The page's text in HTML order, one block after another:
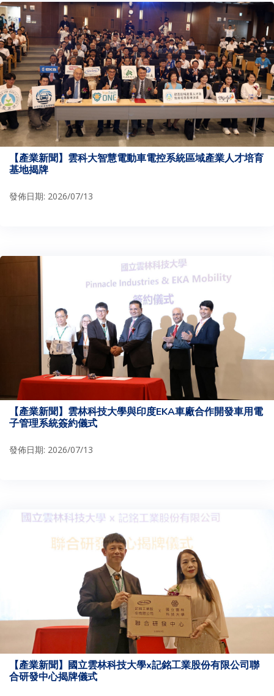
【產業新聞】雲科大智慧電動車電控系統區域產業人才培育
基地揭牌
發佈日期: 2026/07/13
【產業新聞】雲林科技大學與印度EKA車廠合作開發車用電
子管理系統簽約儀式
發佈日期: 2026/07/13
【產業新聞】國立雲林科技大學x記銘工業股份有限公司聯
合研發中心揭牌儀式